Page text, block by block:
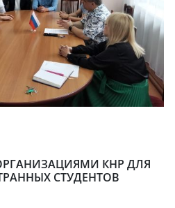
КНР ДЛЯ
СТУДЕНТОВ